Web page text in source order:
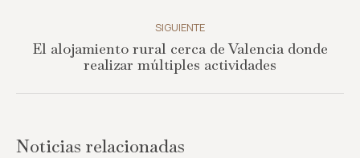
SIGUIENTE
Publicación
El alojamiento rural cerca de Valencia donde
realizar múltiples actividades
Noticias relacionadas